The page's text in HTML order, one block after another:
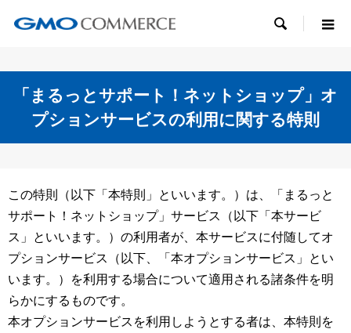

「まるっとサポート！ネットショップ」オ
プションサービスの利用に関する特則
この特則（以下「本特則」といいます。）は、「まるっと
サポート！ネットショップ」サービス（以下「本サービ
ス」といいます。）の利用者が、本サービスに付随してオ
プションサービス（以下、「本オプションサービス」とい
います。）を利用する場合について適用される諸条件を明
らかにするものです。
本オプションサービスを利用しようとする者は、本特則を